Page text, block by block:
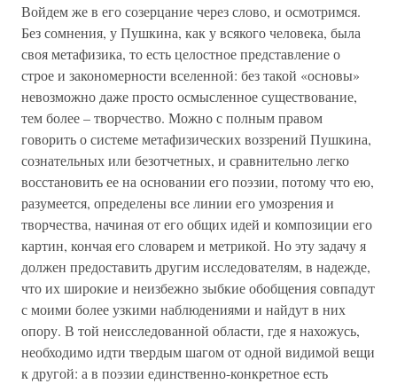
Войдем же в его созерцание через слово, и осмотримся.
Без сомнения, у Пушкина, как у всякого человека, была
своя метафизика, то есть целостное представление о
строе и закономерности вселенной: без такой «основы»
невозможно даже просто осмысленное существование,
тем более – творчество. Можно с полным правом
говорить о системе метафизических воззрений Пушкина,
сознательных или безотчетных, и сравнительно легко
восстановить ее на основании его поэзии, потому что ею,
разумеется, определены все линии его умозрения и
творчества, начиная от его общих идей и композиции его
картин, кончая его словарем и метрикой. Но эту задачу я
должен предоставить другим исследователям, в надежде,
что их широкие и неизбежно зыбкие обобщения совпадут
с моими более узкими наблюдениями и найдут в них
опору. В той неисследованной области, где я нахожусь,
необходимо идти твердым шагом от одной видимой вещи
к другой: а в поэзии единственно-конкретное есть